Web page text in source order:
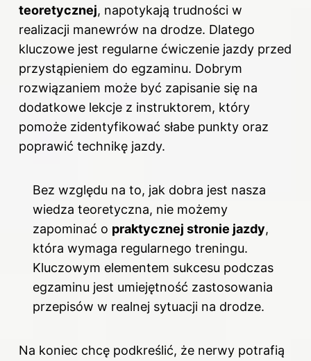
teoretycznej, napotykają trudności w
realizacji manewrów na drodze. Dlatego
kluczowe jest regularne ćwiczenie jazdy przed
przystąpieniem do egzaminu. Dobrym
rozwiązaniem może być zapisanie się na
dodatkowe lekcje z instruktorem, który
pomoże zidentyfikować słabe punkty oraz
poprawić technikę jazdy.
Bez względu na to, jak dobra jest nasza
wiedza teoretyczna, nie możemy
zapominać o praktycznej stronie jazdy,
która wymaga regularnego treningu.
Kluczowym elementem sukcesu podczas
egzaminu jest umiejętność zastosowania
przepisów w realnej sytuacji na drodze.
Na koniec chcę podkreślić, że nerwy potrafią